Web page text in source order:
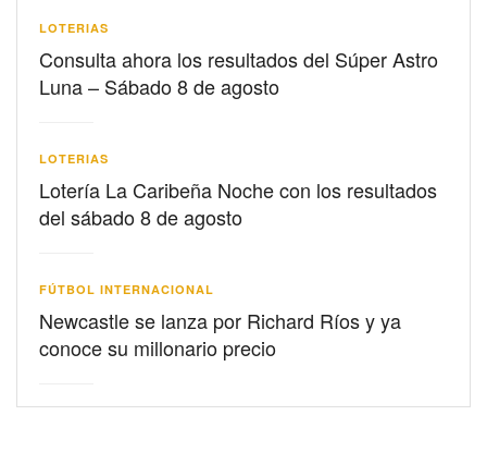
LOTERIAS
Consulta ahora los resultados del Súper Astro
Luna – Sábado 8 de agosto
LOTERIAS
Lotería La Caribeña Noche con los resultados
del sábado 8 de agosto
FÚTBOL INTERNACIONAL
Newcastle se lanza por Richard Ríos y ya
conoce su millonario precio